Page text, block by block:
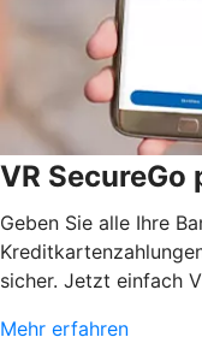
VR SecureGo
Geben Sie alle Ihre
sicher. Jetzt einfach
Mehr erfahren